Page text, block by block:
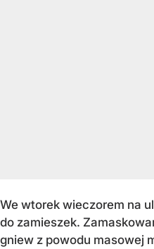
We wtorek wieczorem na
do zamieszek.
gniew z powodu masowej